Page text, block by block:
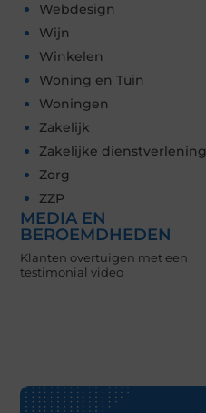
Webdesign
Wijn
Winkelen
Woning en Tuin
Woningen
Zakelijk
Zakelijke dienstverlening
Zorg
ZZP
MEDIA EN
BEROEMDHEDEN
Klanten overtuigen met een
testimonial video